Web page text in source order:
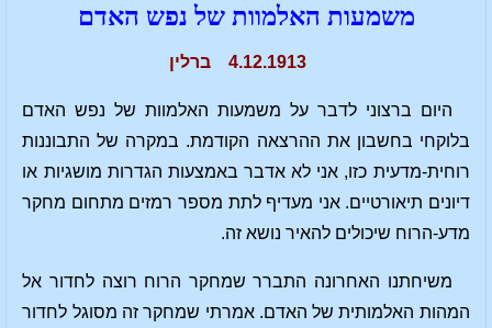
משמעות האלמוות של נפש האדם
4.12.1913 ברלין
היום ברצוני לדבר על משמעות האלמוות של נפש האדם
בלוקחי בחשבון את ההרצאה הקודמת. במקרה של התבוננות
רוחית-מדעית כזו, אני לא אדבר באמצעות הגדרות מושגיות או
דיונים תיאורטיים. אני מעדיף לתת מספר רמזים מתחום מחקר
מדע-הרוח שיכולים להאיר נושא זה.
משיחתנו האחרונה התברר שמחקר הרוח רוצה לחדור אל
המהות האלמותית של האדם. אמרתי שמחקר זה מסוגל לחדור